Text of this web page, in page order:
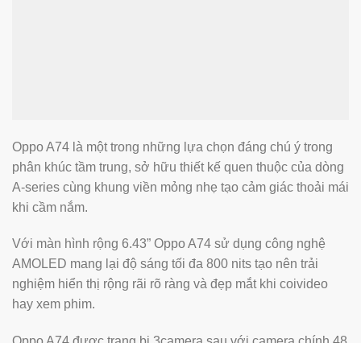
Oppo A74 là một trong những lựa chọn đáng chú ý trong
phân khúc tầm trung, sở hữu thiết kế quen thuộc của dòng
A-series cùng khung viền mỏng nhẹ tạo cảm giác thoải mái
khi cầm nắm.
Với màn hình rộng 6.43” Oppo A74 sử dụng công nghệ
AMOLED mang lại độ sáng tối đa 800 nits tạo nên trải
nghiệm hiển thị rộng rãi rõ ràng và đẹp mắt khi coivideo
hay xem phim.